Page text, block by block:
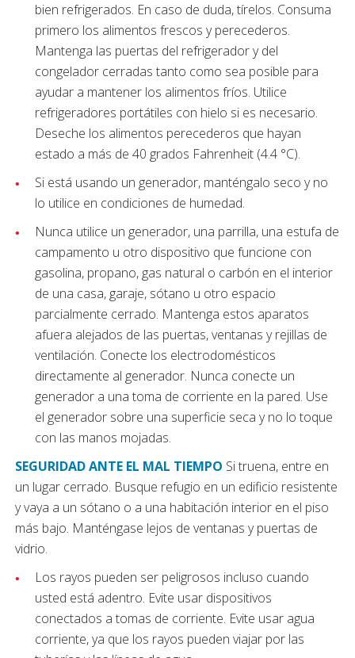
bien refrigerados. En caso de duda, tírelos. Consuma
primero los alimentos frescos y perecederos.
Mantenga las puertas del refrigerador y del
congelador cerradas tanto como sea posible para
ayudar a mantener los alimentos fríos. Utilice
refrigeradores portátiles con hielo si es necesario.
Deseche los alimentos perecederos que hayan
estado a más de 40 grados Fahrenheit (4.4 °C).
Si está usando un generador, manténgalo seco y no
lo utilice en condiciones de humedad.
Nunca utilice un generador, una parrilla, una estufa de
campamento u otro dispositivo que funcione con
gasolina, propano, gas natural o carbón en el interior
de una casa, garaje, sótano u otro espacio
parcialmente cerrado. Mantenga estos aparatos
afuera alejados de las puertas, ventanas y rejillas de
ventilación. Conecte los electrodomésticos
directamente al generador. Nunca conecte un
generador a una toma de corriente en la pared. Use
el generador sobre una superficie seca y no lo toque
con las manos mojadas.
SEGURIDAD ANTE EL MAL TIEMPO Si truena, entre en
un lugar cerrado. Busque refugio en un edificio resistente
y vaya a un sótano o a una habitación interior en el piso
más bajo. Manténgase lejos de ventanas y puertas de
vidrio.
Los rayos pueden ser peligrosos incluso cuando
usted está adentro. Evite usar dispositivos
conectados a tomas de corriente. Evite usar agua
corriente, ya que los rayos pueden viajar por las